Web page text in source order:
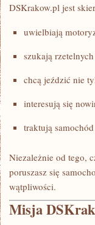
DSKrakow.pl jest
uwielbiają
szukają
chcą jeździć nie
interesują się
traktują
Niezależnie od tego,
poruszasz się
wątpliwości.
Misja